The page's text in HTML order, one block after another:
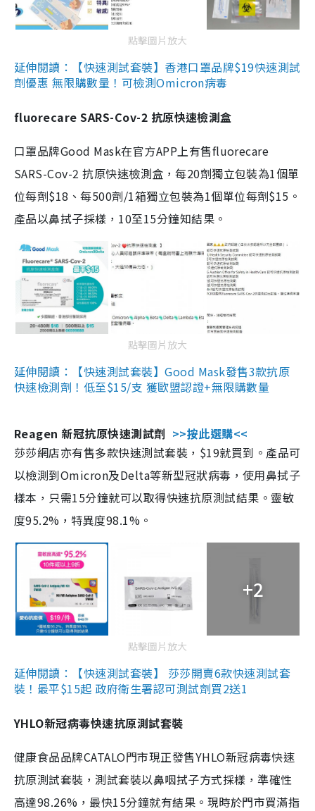
點擊圖片放大
延伸閱讀：【快速測試套裝】香港口罩品牌$19快速測試
劑優惠 無限購數量！可檢測Omicron病毒
fluorecare SARS-Cov-2 抗原快速檢測盒
口罩品牌Good Mask在官方APP上有售fluorecare
SARS-Cov-2 抗原快速檢測盒，每20劑獨立包裝為1個單
位每劑$18、每500劑/1箱獨立包裝為1個單位每劑$15。
產品以鼻拭子採樣，10至15分鐘知結果。
點擊圖片放大
延伸閱讀：【快速測試套裝】Good Mask發售3款抗原
快速檢測劑！低至$15/支 獲歐盟認證+無限購數量
Reagen 新冠抗原快速測試劑 >>按此選購<<
莎莎網店亦有售多款快速測試套裝，$19就買到。產品可
以檢測到Omicron及Delta等新型冠狀病毒，使用鼻拭子
樣本，只需15分鐘就可以取得快速抗原測試結果。靈敏
度95.2%，特異度98.1%。
+2
點擊圖片放大
延伸閱讀：【快速測試套裝】 莎莎開賣6款快速測試套
裝！最平$15起 政府衛生署認可測試劑買2送1
YHLO新冠病毒快速抗原測試套裝
健康食品品牌CATALO門市現正發售YHLO新冠病毒快速
抗原測試套裝，測試套裝以鼻咽拭子方式採樣，準確性
高達98.26%，最快15分鐘就有結果。現時於門市買滿指